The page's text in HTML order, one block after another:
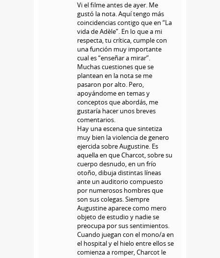
Vi el filme antes de ayer. Me
gustó la nota. Aquí tengo más
coincidencias contigo que en “La
vida de Adèle”. En lo que a mi
respecta, tu crítica, cumple con
una función muy importante
cual es “enseñar a mirar”.
Muchas cuestiones que se
plantean en la nota se me
pasaron por alto. Pero,
apoyándome en temas y
conceptos que abordás, me
gustaría hacer unos breves
comentarios.
Hay una escena que sintetiza
muy bien la violencia de genero
ejercida sobre Augustine. Es
aquella en que Charcot, sobre su
cuerpo desnudo, en un frío
otoño, dibuja distintas líneas
ante un auditorio compuesto
por numerosos hombres que
son sus colegas. Siempre
Augustine aparece como mero
objeto de estudio y nadie se
preocupa por sus sentimientos.
Cuando juegan con el mono/a en
el hospital y el hielo entre ellos se
comienza a romper, Charcot le